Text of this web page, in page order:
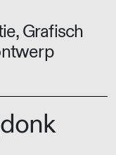
Grafisch